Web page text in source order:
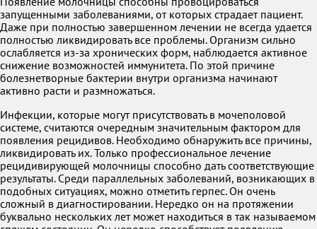
запущенными заболеваниями, от которых страдает пациент.
Даже при полностью завершенном лечении не всегда удается
полностью ликвидировать все проблемы. Организм сильно
ослабляется из-за хронических форм, наблюдается активное
снижение возможностей иммунитета. По этой причине
болезнетворные бактерии внутри организма начинают
активно расти и размножаться.
Инфекции, которые могут присутствовать в мочеполовой
системе, считаются очередным значительным фактором для
появления рецидивов. Необходимо обнаружить все причины,
ликвидировать их. Только профессиональное лечение
рецидивирующей молочницы способно дать соответствующие
результаты. Среди параллельных заболеваний, возникающих в
подобных ситуациях, можно отметить герпес. Он очень
сложный в диагностировании. Нередко он на протяжении
буквально нескольких лет может находиться в так называемом